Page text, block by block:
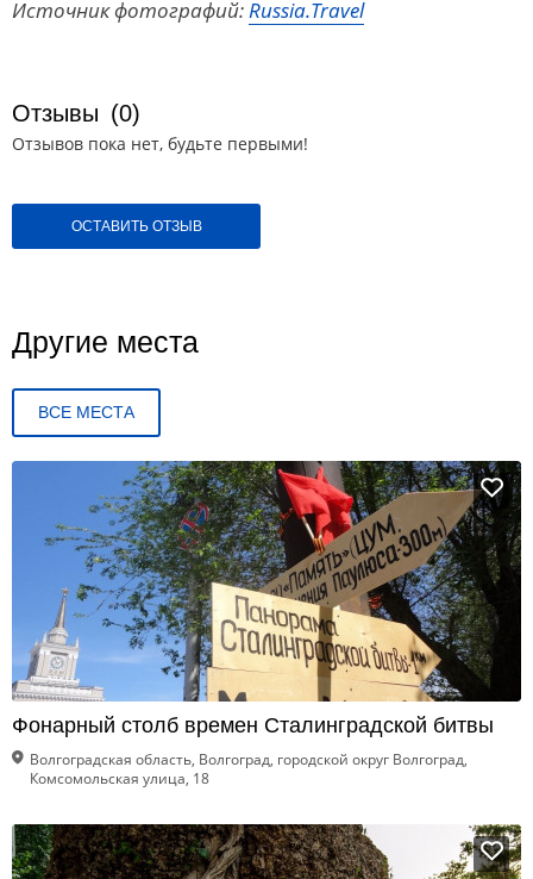
Источник фотографий:Russia.Travel
Отзывы (0)
Отзывов пока нет, будьте первыми!
ОСТАВИТЬ ОТЗЫВ
Другие места
ВСЕ МЕСТА
Фонарный столб времен Сталинградской битвы
Волгоградская область, Волгоград, городской округ Волгоград,
Комсомольская улица, 18